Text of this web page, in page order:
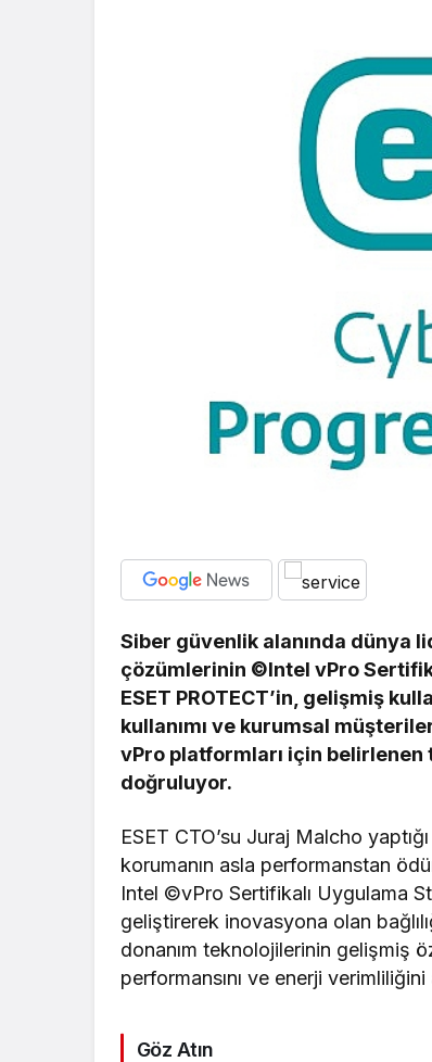
Siber güvenlik alanında dünya
çözümlerinin ©Intel vPro
ESET PROTECT’in, gelişmiş
kullanımı ve kurumsal
vPro platformları için belirlenen
doğruluyor.
ESET CTO’su Juraj Malcho
korumanın asla performanstan
Intel ©vPro Sertifikalı Uygulama
geliştirerek inovasyona olan
donanım teknolojilerinin gelişmiş
performansını ve enerji verimliliğini
Göz Atın